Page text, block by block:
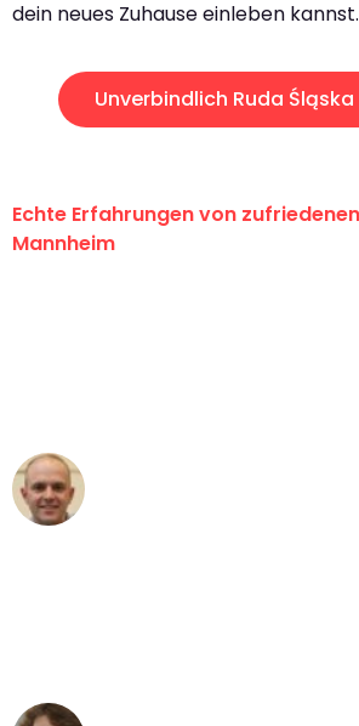
dein neues Zuhause einleben kannst.
Unverbindlich Ruda
Echte Erfahrungen von
Mannheim